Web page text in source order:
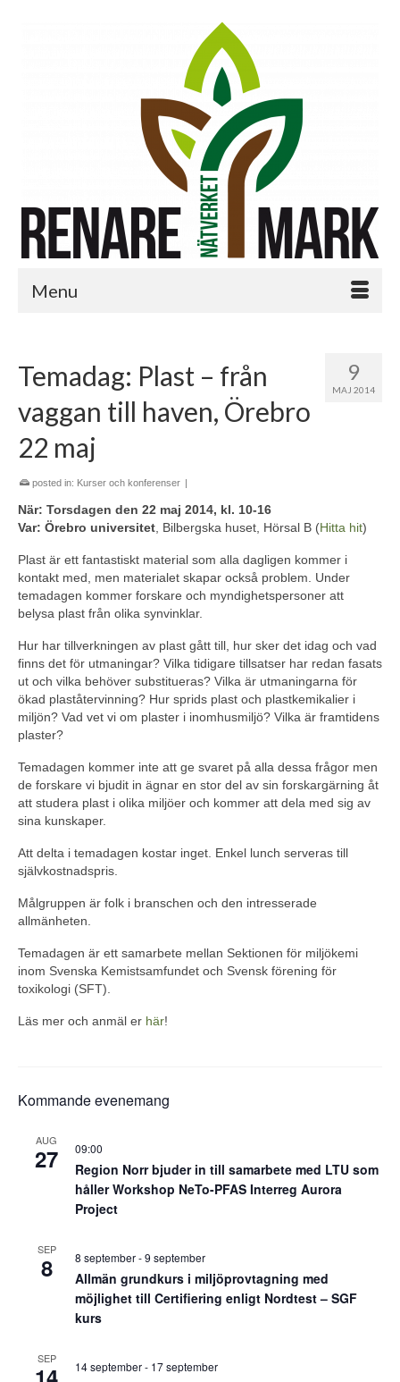
Menu
9
MAJ 2014
Temadag: Plast – från
vaggan till haven, Örebro
22 maj
posted in: Kurser och konferenser |
När: Torsdagen den 22 maj 2014, kl. 10-16
Var: Örebro universitet , Bilbergska huset, Hörsal B (Hitta hit)
Plast är ett fantastiskt material som alla dagligen kommer i
kontakt med, men materialet skapar också problem. Under
temadagen kommer forskare och myndighetspersoner att
belysa plast från olika synvinklar.
Hur har tillverkningen av plast gått till, hur sker det idag och vad
finns det för utmaningar? Vilka tidigare tillsatser har redan fasats
ut och vilka behöver substitueras? Vilka är utmaningarna för
ökad plaståtervinning? Hur sprids plast och plastkemikalier i
miljön? Vad vet vi om plaster i inomhusmiljö? Vilka är framtidens
plaster?
Temadagen kommer inte att ge svaret på alla dessa frågor men
de forskare vi bjudit in ägnar en stor del av sin forskargärning åt
att studera plast i olika miljöer och kommer att dela med sig av
sina kunskaper.
Att delta i temadagen kostar inget. Enkel lunch serveras till
självkostnadspris.
Målgruppen är folk i branschen och den intresserade
allmänheten.
Temadagen är ett samarbete mellan Sektionen för miljökemi
inom Svenska Kemistsamfundet och Svensk förening för
toxikologi (SFT).
Läs mer och anmäl er här!
Kommande evenemang
AUG
27 09:00
Region Norr bjuder in till samarbete med LTU som
håller Workshop NeTo-PFAS Interreg Aurora
Project
SEP
8 8 september-9 september
Allmän grundkurs i miljöprovtagning med
möjlighet till Certifiering enligt Nordtest – SGF
kurs
SEP
14 september- 17 september